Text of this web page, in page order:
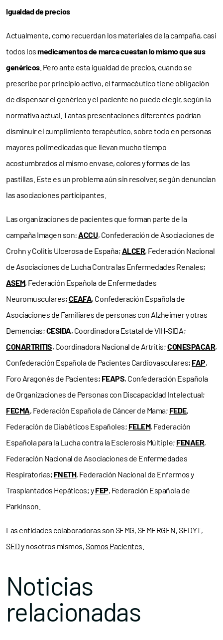
Igualdad de precios
Actualmente, como recuerdan los materiales de la campaña, casi
todos losmedicamentos de marca cuestan lo mismo que sus
genéricos. Pero ante esta igualdad de precios, cuando se
prescribe por principio activo, el farmacéutico tiene obligación
de dispensar el genérico y el paciente no puede elegir, según la
normativa actual. Tantas presentaciones diferentes podrían
disminuir el cumplimiento terapéutico, sobre todo en personas
mayores polimedicadas que llevan mucho tiempo
acostumbrados al mismo envase, colores y formas de las
pastillas. Este es un problema aún sin resolver, según denuncian
las asociaciones participantes.
Las organizaciones de pacientes que forman parte de la
campaña Imagen son:ACCU, Confederación de Asociaciones de
Crohn y Colitis Ulcerosa de España;ALCER, Federación Nacional
de Asociaciones de Lucha Contra las Enfermedades Renales;
ASEM, Federación Española de Enfermedades
Neuromusculares;CEAFA, Confederación Española de
Asociaciones de Familiares de personas con Alzheimer y otras
Demencias;CESIDA, Coordinadora Estatal de VIH-SIDA;
CONARTRITIS, Coordinadora Nacional de Artritis;CONESPACAR,
Confederación Española de Pacientes Cardiovasculares; FAP,
Foro Aragonés de Pacientes; FEAPS, Confederación Española
de Organizaciones de Personas con Discapacidad Intelectual;
FECMA, Federación Española de Cáncer de Mama; FEDE,
Federación de Diabéticos Españoles; FELEM, Federación
Española para la Lucha contra la Esclerosis Múltiple; FENAER,
Federación Nacional de Asociaciones de Enfermedades
Respiratorias; FNETH, Federación Nacional de Enfermos y
Trasplantados Hepáticos; yFEP, Federación Española de
Parkinson.
Las entidades colaboradoras sonSEMG,SEMERGEN,SEDYT,
SEDy nosotros mismos,Somos Pacientes
Noticias
relacionadas